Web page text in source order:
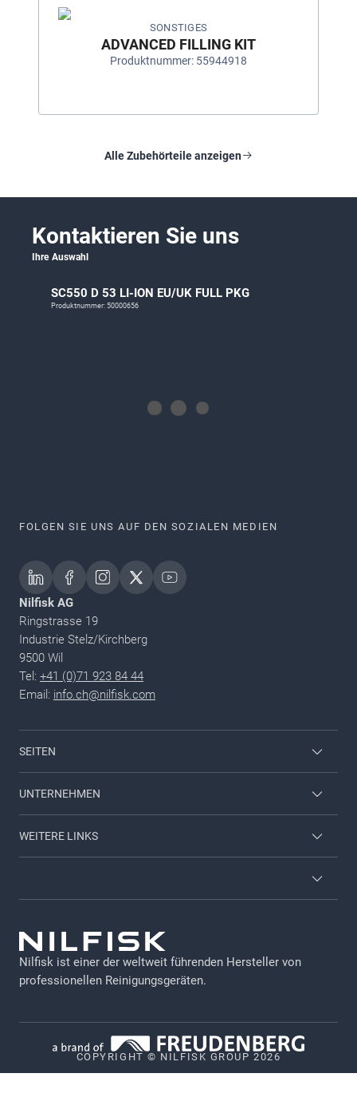
SONSTIGES
ADVANCED FILLING KIT
Produktnummer: 55944918
Alle Zubehörteile anzeigen
Kontaktieren Sie uns
Ihre Auswahl
SC550 D 53 LI-ION EU/UK FULL PKG
Produktnummer: 50000656
FOLGEN SIE UNS AUF DEN SOZIALEN MEDIEN
Nilfisk AG
Ringstrasse 19
Industrie Stelz/Kirchberg
9500 Wil
Tel: +41 (0)71 923 84 44
Email: info.ch@nilfisk.com
SEITEN
Nilfisk Consumer
Viper
UNTERNEHMEN
Über uns
WEITERE LINKS
Karriere-Seite
Newsletter
Broschüren & Kataloge
Nilfisk-Partner werden
GDPR
Impressum
Cookie-Richtlinie
Nilfisk ist einer der weltweit führenden Hersteller von
professionellen Reinigungsgeräten.
COPYRIGHT © NILFISK GROUP 2026